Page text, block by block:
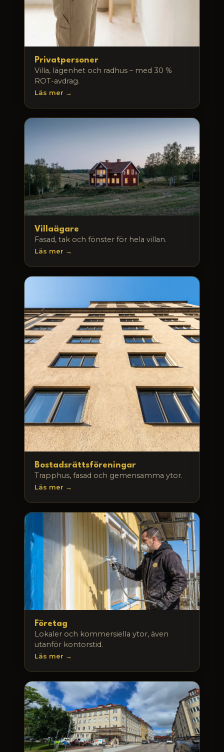
Privatpersoner
Villa, lägenhet och radhus – med 30 %
ROT-avdrag.
Läs mer →
Villaägare
Fasad, tak och fönster för hela villan.
Läs mer →
Bostadsrättsföreningar
Trapphus, fasad och gemensamma ytor.
Läs mer →
Företag
Lokaler och kommersiella ytor, även
utanför kontorstid.
Läs mer →